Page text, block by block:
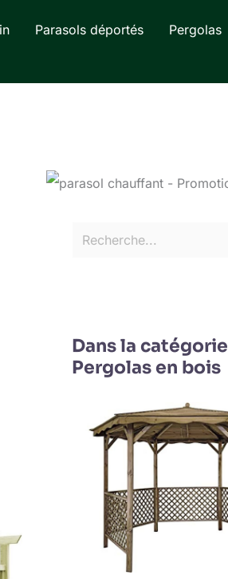
Parasols déportés Pergolas
Dans la catégorie
Pergolas en bois